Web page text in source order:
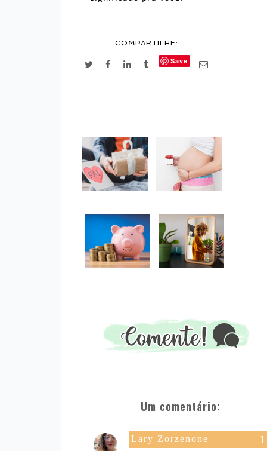
COMPARTILHE:
Save
Um comentário:
Lary Zorzenone